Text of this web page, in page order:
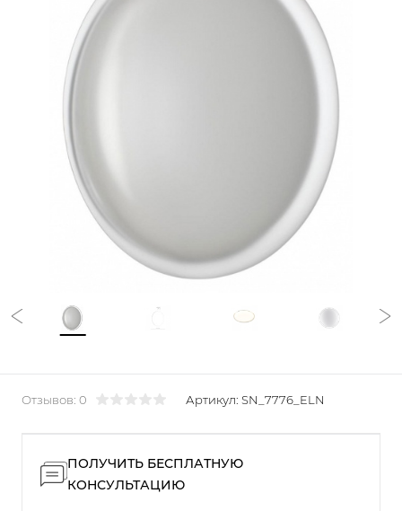
Отзывов: 0 Артикул: SN_7776_ELN
ПОЛУЧИТЬ БЕСПЛАТНУЮ
КОНСУЛЬТАЦИЮ